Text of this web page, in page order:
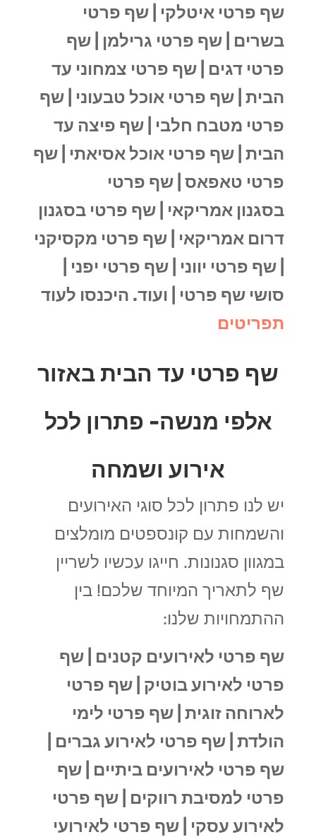
שף פרטי איטלקי | שף פרטי
בשרים | שף פרטי גרילמן | שף
פרטי דגים | שף פרטי צמחוני עד
הבית | שף פרטי אוכל טבעוני | שף
פרטי מטבח חלבי | שף פיצה עד
הבית | שף פרטי אוכל אסיאתי | שף
פרטי טאפאס | שף פרטי
בסגנון אמריקאי | שף פרטי בסגנון
דרום אמריקאי | שף פרטי מקסיקני
שף פרטי יווני | שף פרטי יפני |
סושי שף פרטי | ועוד. היכנסו לעוד
תפריטים
שף פרטי עד הבית באזור
אלפי מנשה- פתרון לכל
אירוע ושמחה
יש לנו פתרון לכל סוגי האירועים
והשמחות עם קונספטים מומלצים
במגוון סגנונות. חייגו עכשיו לשריין
שף לתאריך המיוחד שלכם! בין
ההתמחויות שלנו:
שף פרטי לאירועים קטנים | שף
פרטי לאירוע בוטיק | שף פרטי
לארוחה זוגית | שף פרטי לימי
הולדת | שף פרטי לאירוע גברים |
שף פרטי לאירועים ביתיים | שף
פרטי למסיבת רווקים | שף פרטי
לאירוע עסקי | שף פרטי לאירועי